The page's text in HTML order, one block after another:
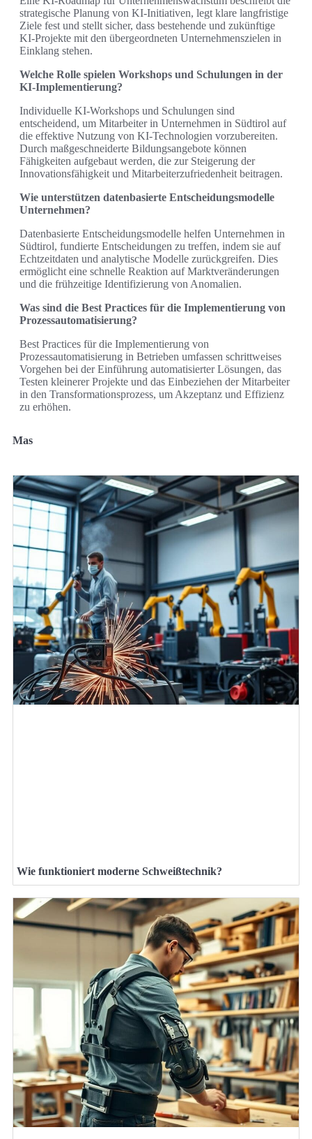
strategische Planung von KI-Initiativen, legt klare langfristige
Ziele fest und stellt sicher, dass bestehende und zukünftige
KI-Projekte mit den übergeordneten Unternehmenszielen in
Einklang stehen.
Welche Rolle spielen Workshops und Schulungen in der
KI-Implementierung?
Individuelle KI-Workshops und Schulungen sind
entscheidend, um Mitarbeiter in Unternehmen in Südtirol auf
die effektive Nutzung von KI-Technologien vorzubereiten.
Durch maßgeschneiderte Bildungsangebote können
Fähigkeiten aufgebaut werden, die zur Steigerung der
Innovationsfähigkeit und Mitarbeiterzufriedenheit beitragen.
Wie unterstützen datenbasierte Entscheidungsmodelle
Unternehmen?
Datenbasierte Entscheidungsmodelle helfen Unternehmen in
Südtirol, fundierte Entscheidungen zu treffen, indem sie auf
Echtzeitdaten und analytische Modelle zurückgreifen. Dies
ermöglicht eine schnelle Reaktion auf Marktveränderungen
und die frühzeitige Identifizierung von Anomalien.
Was sind die Best Practices für die Implementierung von
Prozessautomatisierung?
Best Practices für die Implementierung von
Prozessautomatisierung in Betrieben umfassen schrittweises
Vorgehen bei der Einführung automatisierter Lösungen, das
Testen kleinerer Projekte und das Einbeziehen der Mitarbeiter
in den Transformationsprozess, um Akzeptanz und Effizienz
zu erhöhen.
Mas
Wie funktioniert moderne Schweißtechnik?